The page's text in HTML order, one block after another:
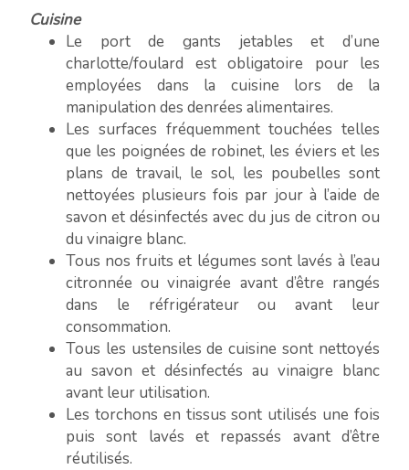
Cuisine
Le port de gants jetables et d’une
charlotte/foulard est obligatoire pour les
employées dans la cuisine lors de la
manipulation des denrées alimentaires.
Les surfaces fréquemment touchées telles
que les poignées de robinet, les éviers et les
plans de travail, le sol, les poubelles sont
nettoyées plusieurs fois par jour à l’aide de
savon et désinfectés avec du jus de citron ou
du vinaigre blanc.
Tous nos fruits et légumes sont lavés à l’eau
citronnée ou vinaigrée avant d’être rangés
dans le réfrigérateur ou avant leur
consommation.
Tous les ustensiles de cuisine sont nettoyés
au savon et désinfectés au vinaigre blanc
avant leur utilisation.
Les torchons en tissus sont utilisés une fois
puis sont lavés et repassés avant d’être
réutilisés.